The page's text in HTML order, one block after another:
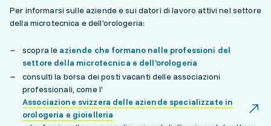
Per informarsi sulle aziende e sui datori di lavoro attivi nel settore
della microtecnica e dell’orologeria:
scopra le aziende che formano nelle professioni del
settore della microtecnica e dell’orologeria
consulti la borsa dei posti vacanti delle associazioni
professionali, come l’
Associazione svizzera delle aziende specializzate in
orologeria e gioielleria